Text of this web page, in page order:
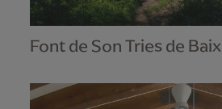
Font de Son Tries de Baix